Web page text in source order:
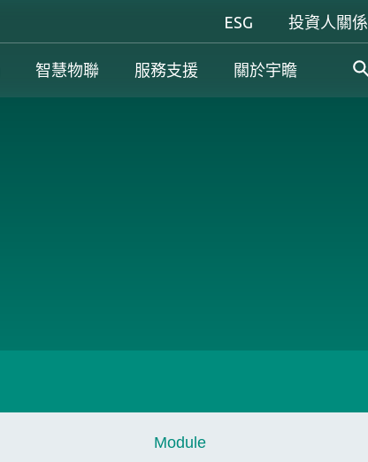
ESG 投資人關係
智慧物聯 服務支援 關於宇瞻
Module